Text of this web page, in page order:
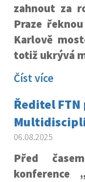
zahnout za
Praze
Karlově
totiž ukrývá
Číst více
Ředitel
06.08.2025
Před
konference „